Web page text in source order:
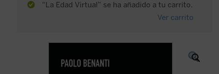
“La Edad Virtual” se ha añadido a tu carrito.
Ver carrito